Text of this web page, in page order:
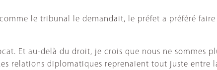
le tribunal le demandait, le préfet a préféré
Et au-delà du droit, je crois que nous ne sommes
relations diplomatiques reprenaient tout juste entre